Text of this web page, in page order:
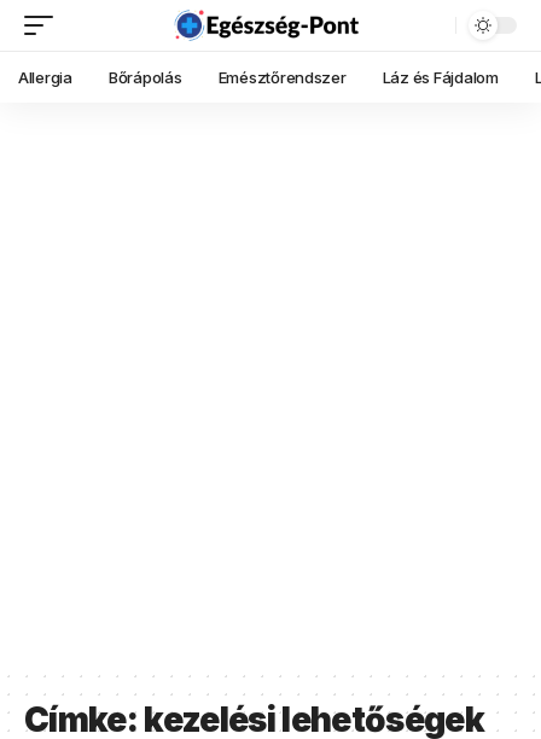
Allergia Bőrápolás Emésztőrendszer Láz és Fájdalom
Címke: kezelési lehetőségek